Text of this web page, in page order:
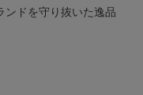
ンドを守り抜いた逸品